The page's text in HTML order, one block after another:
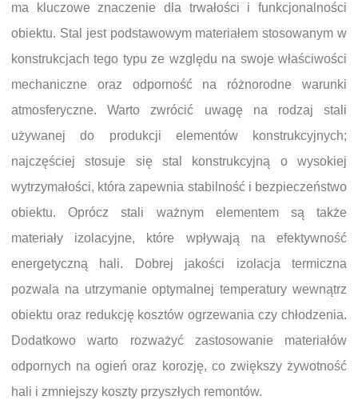
ma kluczowe znaczenie dla trwałości i funkcjonalności
obiektu. Stal jest podstawowym materiałem stosowanym w
konstrukcjach tego typu ze względu na swoje właściwości
mechaniczne oraz odporność na różnorodne warunki
atmosferyczne. Warto zwrócić uwagę na rodzaj stali
używanej do produkcji elementów konstrukcyjnych;
najczęściej stosuje się stal konstrukcyjną o wysokiej
wytrzymałości, która zapewnia stabilność i bezpieczeństwo
obiektu. Oprócz stali ważnym elementem są także
materiały izolacyjne, które wpływają na efektywność
energetyczną hali. Dobrej jakości izolacja termiczna
pozwala na utrzymanie optymalnej temperatury wewnątrz
obiektu oraz redukcję kosztów ogrzewania czy chłodzenia.
Dodatkowo warto rozważyć zastosowanie materiałów
odpornych na ogień oraz korozję, co zwiększy żywotność
hali i zmniejszy koszty przyszłych remontów.